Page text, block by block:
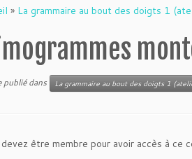
» La grammaire au bout des doigts 1
publié dans La grammaire au bout des doigts 1
être membre pour avoir accès à ce